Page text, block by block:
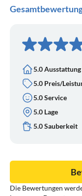
5.0 Ausstattung
5.0 Preis/
5.0 Service
5.0 Lage
5.0 Sauberkeit
Die Bewertungen